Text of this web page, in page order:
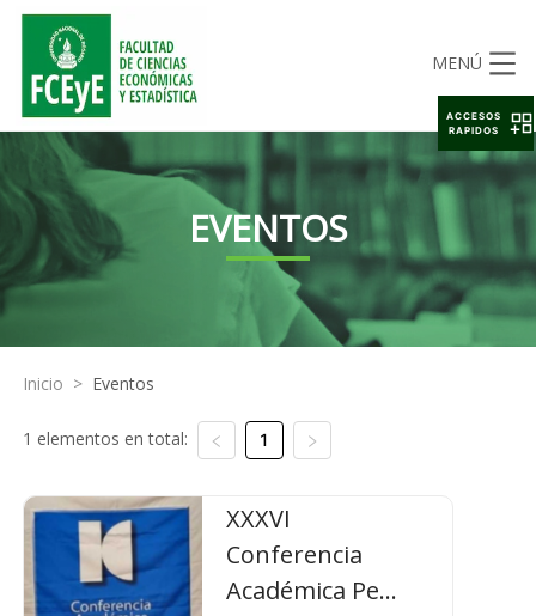
MENÚ
EVENTOS
Inicio > Eventos
1 elementos en total: 1
XXXVI
Conferencia
Académica Pe...
ACCESOS
RAPIDOS